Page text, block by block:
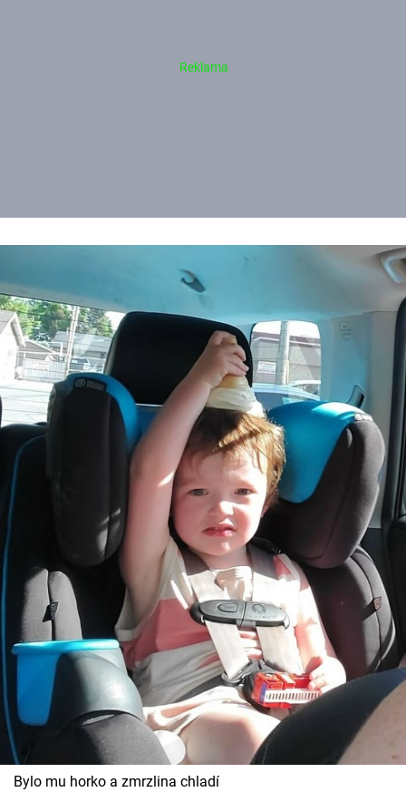
Bylo mu horko a zmrzlina chladí